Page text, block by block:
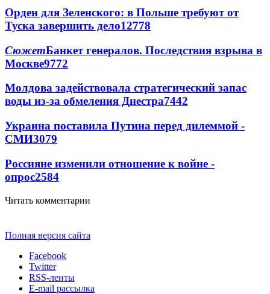
Орден для Зеленского: в Польше требуют от
Туска завершить дело12778
СюжетБанкет генералов. Последствия взрыва в
Москве9772
Молдова задействовала стратегический запас
воды из-за обмеления Днестра7442
Украина поставила Путина перед дилеммой -
СМИ3079
Россияне изменили отношение к войне -
опрос2584
Читать комментарии
Полная версия сайта
Facebook
Twitter
RSS-ленты
E-mail рассылка